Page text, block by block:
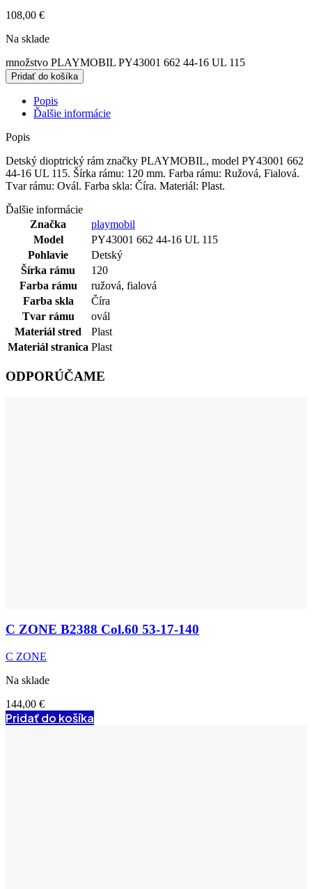
108,00 €
Na sklade
množstvo PLAYMOBIL PY43001 662 44-16 UL 115
Pridať do košíka
Popis
Ďalšie informácie
Popis
Detský dioptrický rám značky PLAYMOBIL, model PY43001 662
44-16 UL 115. Šírka rámu: 120 mm. Farba rámu: Ružová, Fialová.
Tvar rámu: Ovál. Farba skla: Číra. Materiál: Plast.
Ďalšie informácie
Značka
playmobil
Model
PY43001 662 44-16 UL 115
Pohlavie
Detský
Šírka rámu
120
Farba rámu
ružová, fialová
Farba skla
Číra
Tvar rámu
ovál
Materiál stred
Plast
Materiál stranica Plast
ODPORÚČAME
C ZONE B2388 Col.60 53-17-140
C ZONE
Na sklade
144,00 €
Pridať do košíka